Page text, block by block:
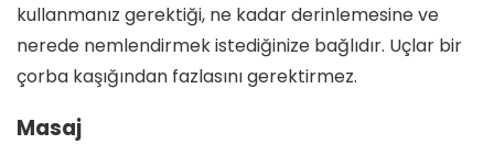
kullanmanız gerektiği, ne kadar derinlemesine ve
nerede nemlendirmek istediğinize bağlıdır. Uçlar bir
çorba kaşığından fazlasını gerektirmez.
Masaj